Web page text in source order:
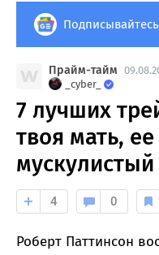
Прайм-тайм
_cyber_
7 лучших
твоя мать,
4 0
Роберт Паттинсон